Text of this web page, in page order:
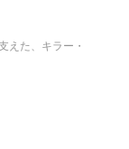
えた、キラー・